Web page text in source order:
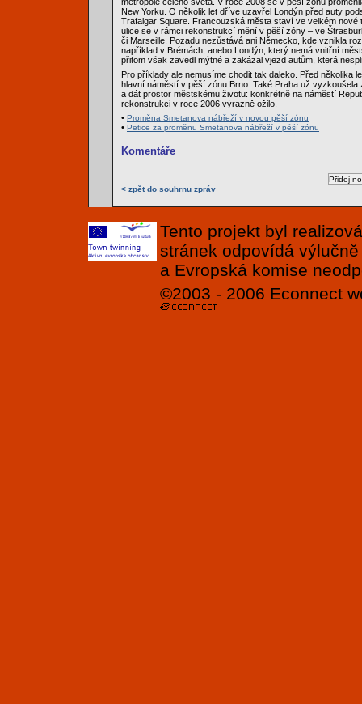
New Yorku. O několik let dříve uzavřel Londýn před auty
Trafalgar Square. Francouzská města staví ve velkém nové
ulice se v rámci rekonstrukcí mění v pěší zóny – ve
či Marseille. Pozadu nezůstává ani Německo, kde vznikla
například v Brémách, anebo Londýn, který nemá vnitřní
přitom však zavedl mýtné a zakázal vjezd autům, která
Pro příklady ale nemusíme chodit tak daleko. Před několika
hlavní náměstí v pěší zónu Brno. Také Praha už vyzkoušela
a dát prostor městskému životu: konkrétně na náměstí
rekonstrukci v roce 2006 výrazně ožilo.
• Proměna Smetanova nábřeží v novou pěší zónu
• Petice za proměnu Smetanova nábřeží v pěší zónu
Komentáře
< zpět do souhrnu zpráv
Tento projekt byl
stránek odpovídá
a Evropská komise
©2003 - 2006 Econnect